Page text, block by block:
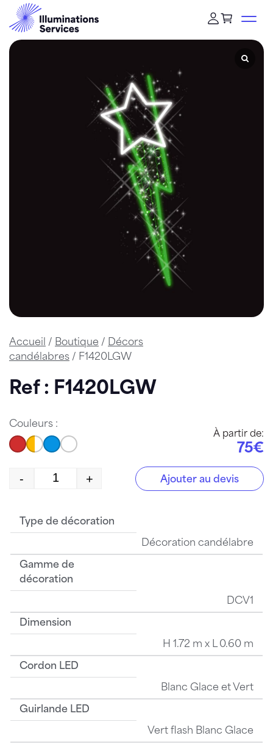
Accueil / Boutique / Décors
candélabres / F1420LGW
Ref : F1420LGW
Couleurs :
À partir de:
75€
quantité de F1420LGW
- + Ajouter au devis
Type de décoration
Décoration candélabre
Gamme de
décoration
DCV1
Dimension
H 1.72 m x L 0.60 m
Cordon LED
Blanc Glace et Vert
Guirlande LED
Vert flash Blanc Glace